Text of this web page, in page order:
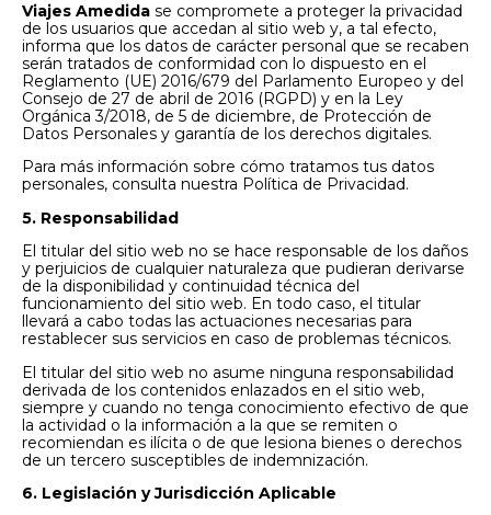
Viajes Amedida se compromete a proteger la privacidad
de los usuarios que accedan al sitio web y, a tal efecto,
informa que los datos de carácter personal que se recaben
serán tratados de conformidad con lo dispuesto en el
Reglamento (UE) 2016/679 del Parlamento Europeo y del
Consejo de 27 de abril de 2016 (RGPD) y en la Ley
Orgánica 3/2018, de 5 de diciembre, de Protección de
Datos Personales y garantía de los derechos digitales.
Para más información sobre cómo tratamos tus datos
personales, consulta nuestra Política de Privacidad.
5. Responsabilidad
El titular del sitio web no se hace responsable de los daños
y perjuicios de cualquier naturaleza que pudieran derivarse
de la disponibilidad y continuidad técnica del
funcionamiento del sitio web. En todo caso, el titular
llevará a cabo todas las actuaciones necesarias para
restablecer sus servicios en caso de problemas técnicos.
El titular del sitio web no asume ninguna responsabilidad
derivada de los contenidos enlazados en el sitio web,
siempre y cuando no tenga conocimiento efectivo de que
la actividad o la información a la que se remiten o
recomiendan es ilícita o de que lesiona bienes o derechos
de un tercero susceptibles de indemnización.
6. Legislación y Jurisdicción Aplicable